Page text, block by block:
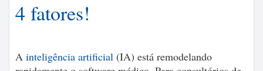
4 fatores!
A inteligência artificial (IA) está remodelando